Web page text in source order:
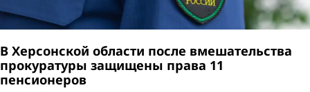
В Херсонской области после вмешательства
прокуратуры защищены права 11
пенсионеров